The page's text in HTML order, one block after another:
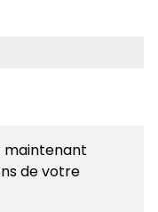
maintenant
de votre